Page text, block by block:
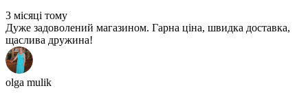
3 місяці тому
Дуже задоволений магазином. Гарна ціна, швидка доставка,
щаслива дружина!
olga mulik